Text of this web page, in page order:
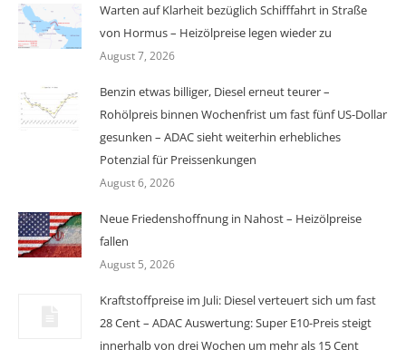
Warten auf Klarheit bezüglich Schifffahrt in Straße
von Hormus – Heizölpreise legen wieder zu
August 7, 2026
Benzin etwas billiger, Diesel erneut teurer –
Rohölpreis binnen Wochenfrist um fast fünf US-Dollar
gesunken – ADAC sieht weiterhin erhebliches
Potenzial für Preissenkungen
August 6, 2026
Neue Friedenshoffnung in Nahost – Heizölpreise
fallen
August 5, 2026
Kraftstoffpreise im Juli: Diesel verteuert sich um fast
28 Cent – ADAC Auswertung: Super E10-Preis steigt
innerhalb von drei Wochen um mehr als 15 Cent